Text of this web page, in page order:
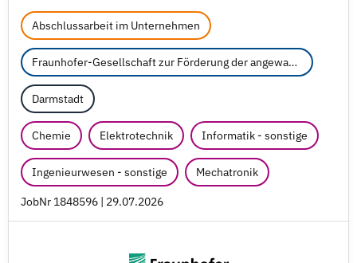
Abschlussarbeit im Unternehmen
Fraunhofer-Gesellschaft zur Förderung der angewandten Forschung e.V.
Darmstadt
Chemie Elektrotechnik Informatik - sonstige
Ingenieurwesen - sonstige Mechatronik
JobNr 1848596 | 29.07.2026